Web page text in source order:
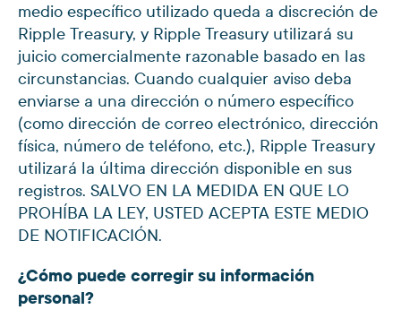
medio específico utilizado queda a discreción de
Ripple Treasury, y Ripple Treasury utilizará su
juicio comercialmente razonable basado en las
circunstancias. Cuando cualquier aviso deba
enviarse a una dirección o número específico
(como dirección de correo electrónico, dirección
física, número de teléfono, etc.), Ripple Treasury
utilizará la última dirección disponible en sus
registros. SALVO EN LA MEDIDA EN QUE LO
PROHÍBA LA LEY, USTED ACEPTA ESTE MEDIO
DE NOTIFICACIÓN.
¿Cómo puede corregir su información
personal?